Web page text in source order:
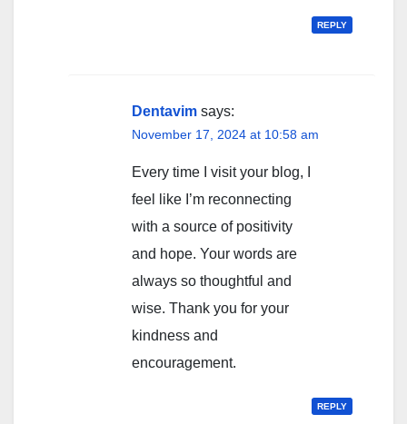
REPLY
Dentavim says:
November 17, 2024 at 10:58 am
Every time I visit your blog, I
feel like I’m reconnecting
with a source of positivity
and hope. Your words are
always so thoughtful and
wise. Thank you for your
kindness and
encouragement.
REPLY